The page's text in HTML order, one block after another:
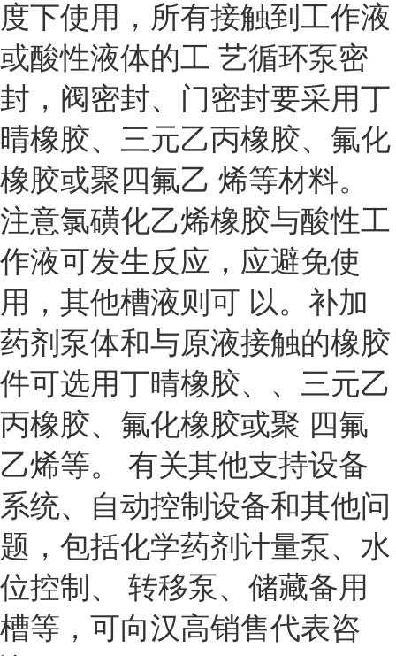
度下使用，所有接触到工作液
或酸性液体的工 艺循环泵密
封，阀密封、门密封要采用丁
晴橡胶、三元乙丙橡胶、氟化
橡胶或聚四氟乙 烯等材料。
注意氯磺化乙烯橡胶与酸性工
作液可发生反应，应避免使
用，其他槽液则可 以。补加
药剂泵体和与原液接触的橡胶
件可选用丁晴橡胶、、三元乙
丙橡胶、氟化橡胶或聚 四氟
乙烯等。 有关其他支持设备
系统、自动控制设备和其他问
题，包括化学药剂计量泵、水
位控制、 转移泵、储藏备用
槽等，可向汉高销售代表咨